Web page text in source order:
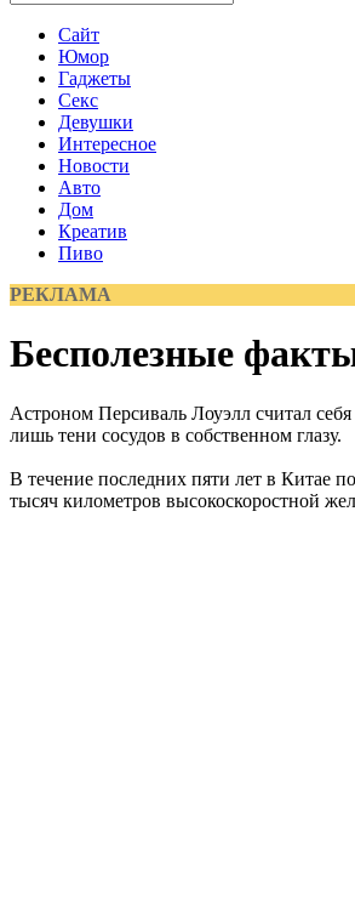
Сайт
Юмор
Гаджеты
Секс
Девушки
Интересное
Новости
Авто
Дом
Креатив
Пиво
РЕКЛАМА
Бесполезные
Астроном Персиваль Лоуэлл считал
лишь тени сосудов в собственном глазу.
В течение последних пяти лет в Китае
тысяч километров высокоскоростной